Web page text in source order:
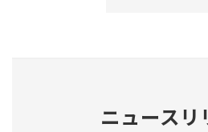
ニュースリ